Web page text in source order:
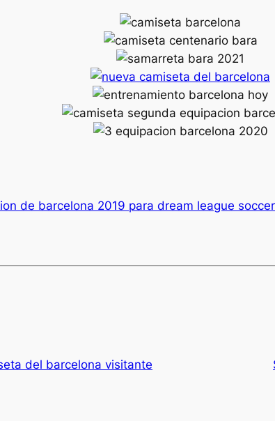
de barcelona 2019 para dream league soccer
del barcelona visitante